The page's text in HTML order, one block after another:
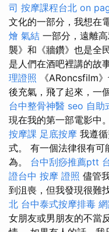
司 按摩課程台北 on
文化的一部分，我想在
燴 氣結 一部分，遠離
襲》和《牆鑽》也是全
是人們在酒吧裡講的故
理證照 《ARoncsfilm
後充氣，飛了起來，一
台中整骨神醫 seo 自助
現在我的第一部電影中。
按摩課 足底按摩 我遵
式。 有一個法律很有可
為。 台中刮痧推薦ptt
證台中 按摩 證照 儘管
到沮喪，但我發現很難
北 台中泰式按摩排毒
女朋友或男朋友的不當